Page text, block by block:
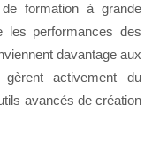
formation à grande
les performances des
davantage aux
activement du
avancés de création